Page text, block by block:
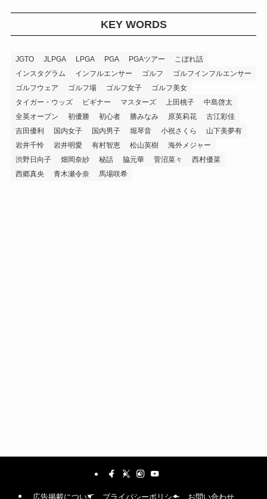
KEY WORDS
JGTO JLPGA LPGA PGA PGAツアー
こぼれ話
インスタグラム
インフルエンサー ゴルフ
ゴルフインフルエンサー
ゴルフウェア
ゴルフ場 ゴルフ女子
ゴルフ美女
タイガー・ウッズ
ビギナー マスターズ 上田桃子
中島啓太
全英オープン
初優勝 初心者 勝みなみ 原英莉花
古江彩佳
吉田優利
国内女子 国内男子 堀琴音 小祝さくら
山下美夢有
岩井千怜
岩井明愛 有村智恵 松山英樹
海外メジャー
渋野日向子
畑岡奈紗 秘話 脇元華 菅沼菜々
西村優菜
西郷真央
青木瀬令奈 馬場咲希
広告掲載について プライバシーポリシー お問い合わせ